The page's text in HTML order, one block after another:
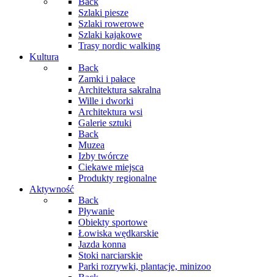
Szlaki piesze
Szlaki rowerowe
Szlaki kajakowe
Trasy nordic walking
Kultura
Back
Zamki i pałace
Architektura sakralna
Wille i dworki
Architektura wsi
Galerie sztuki
Back
Muzea
Izby twórcze
Ciekawe miejsca
Produkty regionalne
Aktywność
Back
Pływanie
Obiekty sportowe
Łowiska wędkarskie
Jazda konna
Stoki narciarskie
Parki rozrywki, plantacje, minizoo